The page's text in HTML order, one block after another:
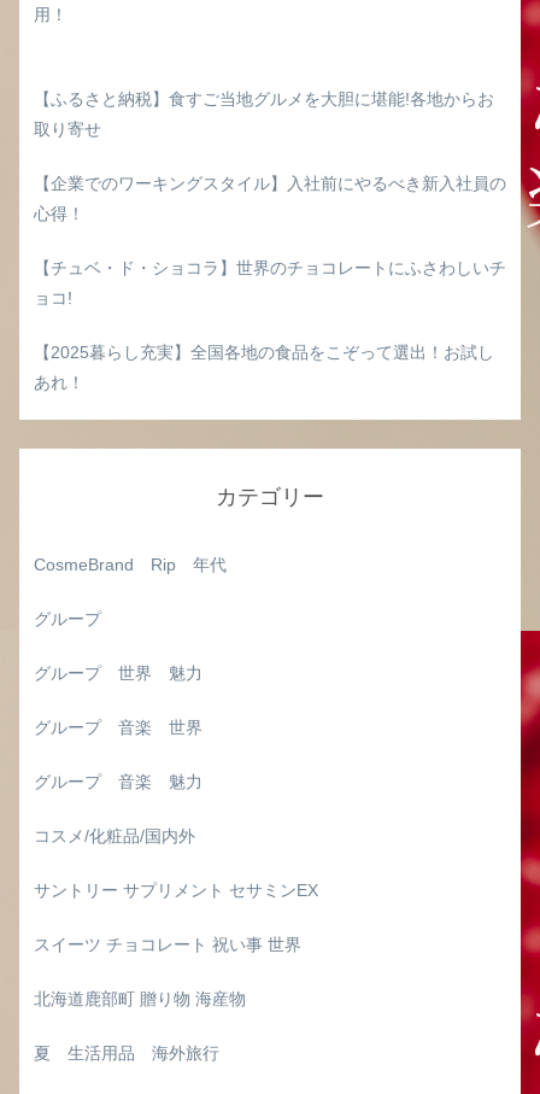
用！
【ふるさと納税】食すご当地グルメを大胆に堪能!各地からお
取り寄せ
【企業でのワーキングスタイル】入社前にやるべき新入社員の
心得！
【チュベ・ド・ショコラ】世界のチョコレートにふさわしいチ
ョコ!
【2025暮らし充実】全国各地の食品をこぞって選出！お試し
あれ！
カテゴリー
CosmeBrand Rip 年代
グループ
グループ 世界 魅力
グループ 音楽 世界
グループ 音楽 魅力
コスメ/化粧品/国内外
サントリー サプリメント セサミンEX
スイーツ チョコレート 祝い事 世界
北海道鹿部町 贈り物 海産物
夏 生活用品 海外旅行